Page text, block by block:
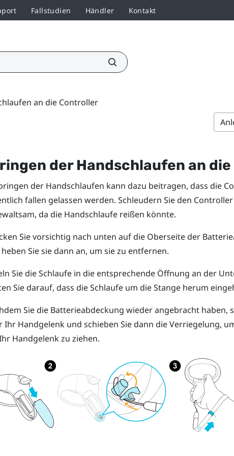
Fallstudien Händler Kontakt
an die Controller
der Handschlaufen an
der Handschlaufen kann dazu beitragen, dass die
fallen gelassen werden. Schleudern Sie den
da die Handschlaufe reißen könnte.
Sie vorsichtig nach unten auf die Oberseite der
Sie sie dann an, um sie zu entfernen.
Sie die Schlaufe in die entsprechende Öffnung an der
Sie darauf, dass die Schlaufe um die Stange herum
Sie die Batterieabdeckung wieder angebracht haben,
Ihr Handgelenk und schieben Sie dann die Verriegelung,
Handgelenk zu ziehen.